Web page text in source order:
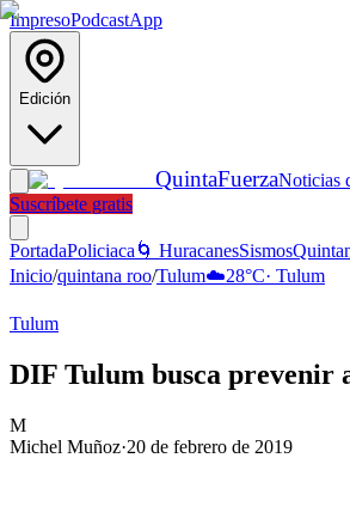
ImpresoPodcastApp
Edición
QuintaFuerzaNoticias
Suscríbete gratis
PortadaPoliciaca 🌀 HuracanesSismos
Inicio/quintana roo/Tulum☁️28°C· Tulum
Tulum
DIF Tulum busca prevenir
M
Michel Muñoz·20 de febrero de 2019